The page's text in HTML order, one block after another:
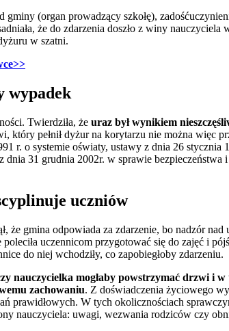
gminy (organ prowadzący szkołę),
że do zdarzenia doszło z winy
w szatni.
wypadek
Twierdziła, że uraz był wynikiem
który pełnił dyżur na korytarzu nie można więc
r. o systemie oświaty, ustawy z dnia 26 stycznia
31 grudnia 2002r. w sprawie
uczniów
że gmina odpowiada za zdarzenie, bo nadzór
uczennicom przygotować się do zajęć i
do niej wchodziły, co zapobiegłoby zdarzeniu.
nauczycielka mogłaby powstrzymać drzwi i
zachowaniu. Z doświadczenia życiowego
prawidłowych. W tych okolicznościach
nauczyciela: uwagi, wezwania rodziców czy